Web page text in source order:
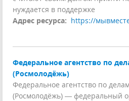
нуждается в поддержке
Адрес ресурса: https://
Федеральное агентство по
(Росмолодёжь)
Федеральное агентство по
(Росмолодёжь) — федеральный